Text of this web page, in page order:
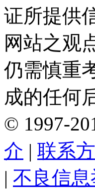
证所提供
网站之观
仍需慎重
成的任何
© 1997-
介 | 联系
| 不良信息